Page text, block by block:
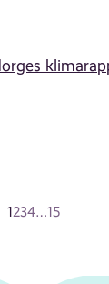
1234…15